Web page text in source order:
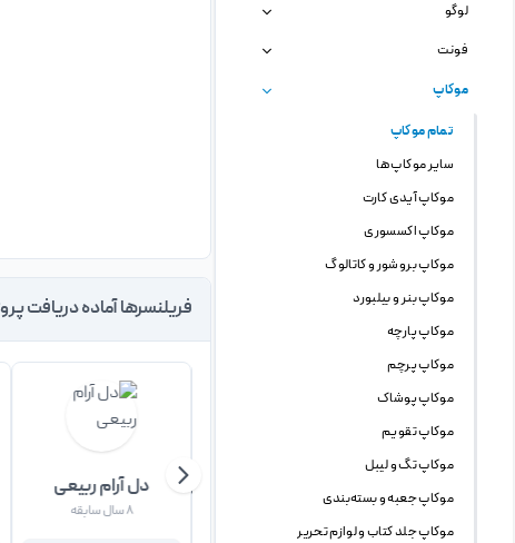
لوگو
فونت
موکاپ
تمام موکاپ
سایر موکاپ ها
موکاپ آیدی کارت
موکاپ اکسسوری
موکاپ بروشور و کاتالوگ
موکاپ بنر و بیلبورد
موکاپ پارچه
موکاپ پرچم
موکاپ پوشاک
موکاپ تقویم
موکاپ تگ و لیبل
موکاپ جعبه و بسته‌بندی
موکاپ جلد کتاب و لوازم تحریر
فریلنسرها آماده دریافت
کاظم صوفیوندی سرتختی دل آرام ربیعی
۸ سال سابقه